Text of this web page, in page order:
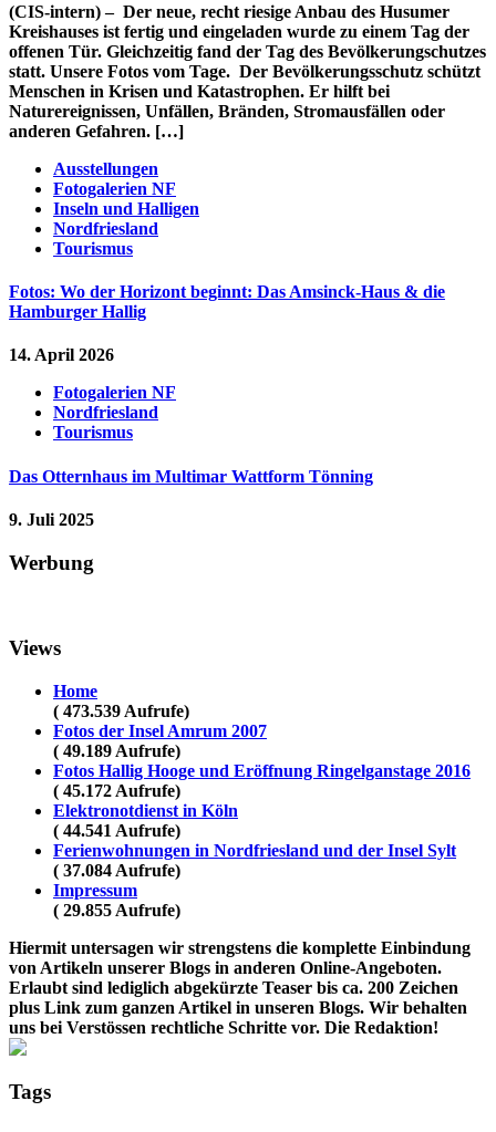
(CIS-intern) – Der neue, recht riesige Anbau des Husumer
Kreishauses ist fertig und eingeladen wurde zu einem Tag der
offenen Tür. Gleichzeitig fand der Tag des Bevölkerungschutzes
statt. Unsere Fotos vom Tage. Der Bevölkerungsschutz schützt
Menschen in Krisen und Katastrophen. Er hilft bei
Naturereignissen, Unfällen, Bränden, Stromausfällen oder
anderen Gefahren. […]
Ausstellungen
Fotogalerien NF
Inseln und Halligen
Nordfriesland
Tourismus
Fotos: Wo der Horizont beginnt: Das Amsinck-Haus & die
Hamburger Hallig
14. April 2026
Fotogalerien NF
Nordfriesland
Tourismus
Das Otternhaus im Multimar Wattform Tönning
9. Juli 2025
Werbung
Views
Home
( 473.539 Aufrufe)
Fotos der Insel Amrum 2007
( 49.189 Aufrufe)
Fotos Hallig Hooge und Eröffnung Ringelganstage 2016
( 45.172 Aufrufe)
Elektronotdienst in Köln
( 44.541 Aufrufe)
Ferienwohnungen in Nordfriesland und der Insel Sylt
( 37.084 Aufrufe)
Impressum
( 29.855 Aufrufe)
Hiermit untersagen wir strengstens die komplette Einbindung
von Artikeln unserer Blogs in anderen Online-Angeboten.
Erlaubt sind lediglich abgekürzte Teaser bis ca. 200 Zeichen
plus Link zum ganzen Artikel in unseren Blogs. Wir behalten
uns bei Verstössen rechtliche Schritte vor. Die Redaktion!
Tags